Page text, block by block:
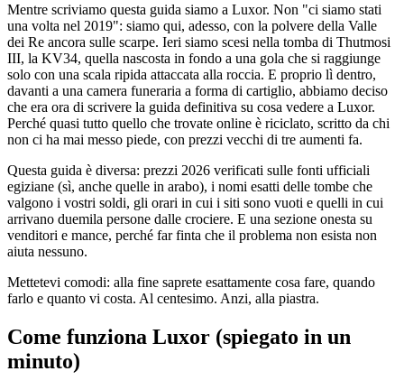
Mentre scriviamo questa guida siamo a Luxor. Non "ci siamo stati
una volta nel 2019": siamo qui, adesso, con la polvere della Valle
dei Re ancora sulle scarpe. Ieri siamo scesi nella tomba di Thutmosi
III, la KV34, quella nascosta in fondo a una gola che si raggiunge
solo con una scala ripida attaccata alla roccia. E proprio lì dentro,
davanti a una camera funeraria a forma di cartiglio, abbiamo deciso
che era ora di scrivere la guida definitiva su cosa vedere a Luxor.
Perché quasi tutto quello che trovate online è riciclato, scritto da chi
non ci ha mai messo piede, con prezzi vecchi di tre aumenti fa.
Questa guida è diversa: prezzi 2026 verificati sulle fonti ufficiali
egiziane (sì, anche quelle in arabo), i nomi esatti delle tombe che
valgono i vostri soldi, gli orari in cui i siti sono vuoti e quelli in cui
arrivano duemila persone dalle crociere. E una sezione onesta su
venditori e mance, perché far finta che il problema non esista non
aiuta nessuno.
Mettetevi comodi: alla fine saprete esattamente cosa fare, quando
farlo e quanto vi costa. Al centesimo. Anzi, alla piastra.
Come funziona Luxor (spiegato in un
minuto)